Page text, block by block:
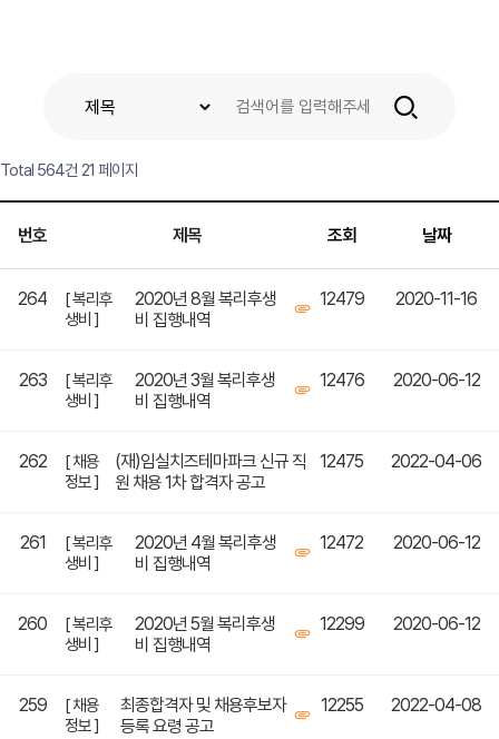
Total 564건 21 페이지
번호 제목 조회 날짜
264
[ 복리후
생비 ]
2020년 8월 복리후생
비 집행내역
12479 2020-11-16
263
[ 복리후
생비 ]
2020년 3월 복리후생
비 집행내역
12476 2020-06-12
262
[ 채용
정보 ]
(재)임실치즈테마파크 신규 직
원 채용 1차 합격자 공고
12475 2022-04-06
261
[ 복리후
생비 ]
2020년 4월 복리후생
비 집행내역
12472 2020-06-12
260
[ 복리후
생비 ]
2020년 5월 복리후생
비 집행내역
12299 2020-06-12
259
[ 채용
정보 ]
최종합격자 및 채용후보자
등록 요령 공고
12255 2022-04-08